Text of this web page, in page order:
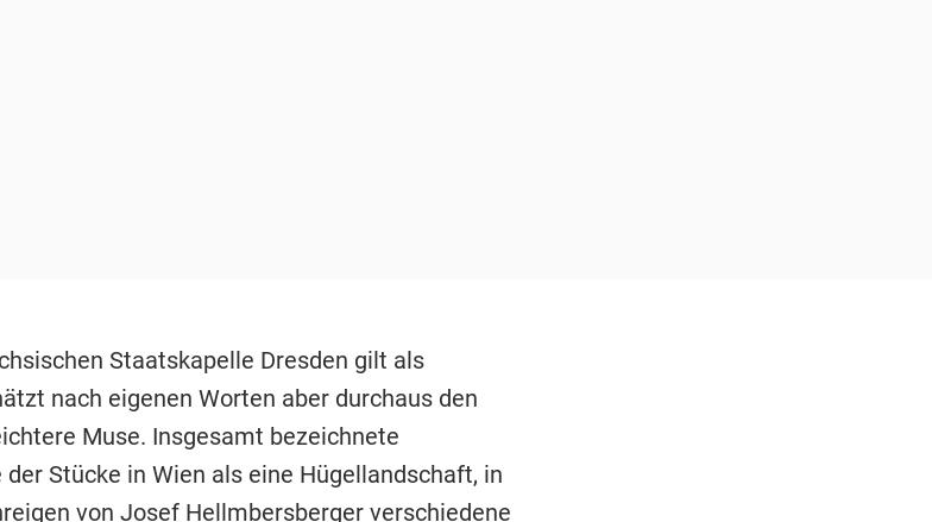
Staatskapelle Dresden gilt als
nach eigenen Worten aber durchaus den
Muse. Insgesamt bezeichnete
Stücke in Wien als eine Hügellandschaft, in
von Josef Hellmbersberger verschiedene